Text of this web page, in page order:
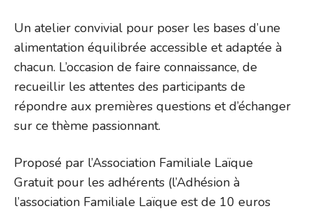
Un atelier convivial pour poser les bases d’une
alimentation équilibrée accessible et adaptée à
chacun. L’occasion de faire connaissance, de
recueillir les attentes des participants de
répondre aux premières questions et d’échanger
sur ce thème passionnant.
Proposé par l’Association Familiale Laïque
Gratuit pour les adhérents (l’Adhésion à
l’association Familiale Laïque est de 10 euros